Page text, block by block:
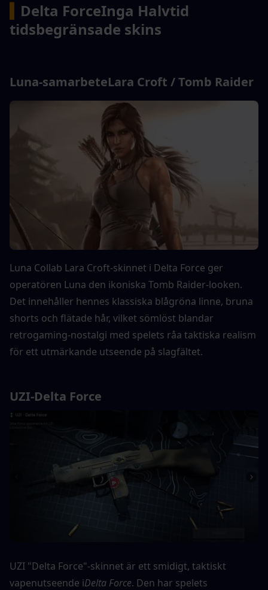
Delta ForceInga Halvtid
tidsbegränsade skins
Luna-samarbeteLara Croft / Tomb Raider
Luna Collab Lara Croft-skinnet i Delta Force ger
operatören Luna den ikoniska Tomb Raider-looken.
Det innehåller hennes klassiska blågröna linne, bruna
shorts och flätade hår, vilket sömlöst blandar
retrogaming-nostalgi med spelets råa taktiska realism
för ett utmärkande utseende på slagfältet.
UZI-Delta Force
UZI "Delta Force"-skinnet är ett smidigt, taktiskt
vapenutseende iDelta Force. Den har spelets